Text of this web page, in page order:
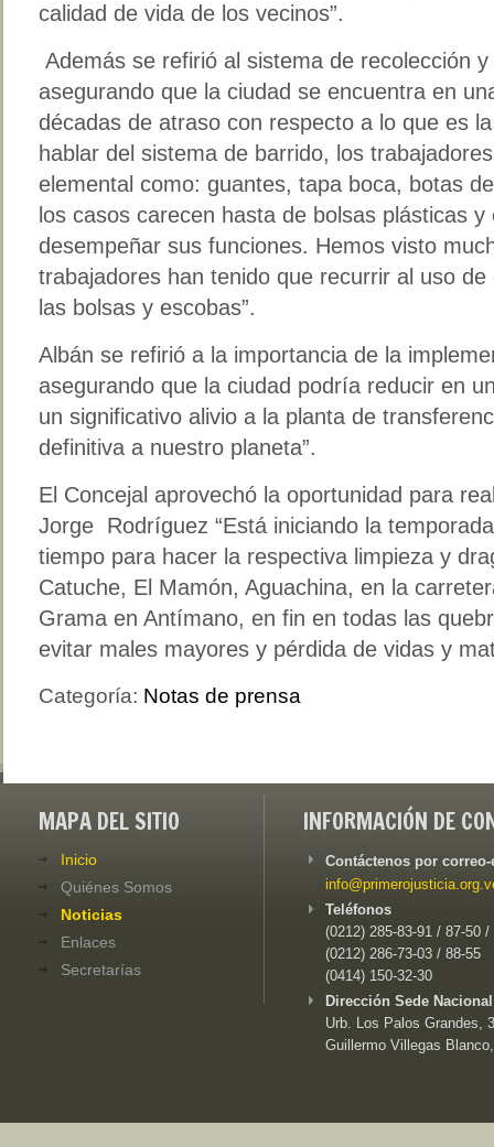
calidad de vida de los vecinos”.
Además se refirió al sistema de recolección
asegurando que la ciudad se encuentra en
décadas de atraso con respecto a lo que es
hablar del sistema de barrido, los
elemental como: guantes, tapa boca, botas
los casos carecen hasta de bolsas plásticas
desempeñar sus funciones. Hemos visto
trabajadores han tenido que recurrir al uso
las bolsas y escobas”.
Albán se refirió a la importancia de la
asegurando que la ciudad podría reducir en
un significativo alivio a la planta de
definitiva a nuestro planeta”.
El Concejal aprovechó la oportunidad para
Jorge Rodríguez “Está iniciando la
tiempo para hacer la respectiva limpieza y
Catuche, El Mamón, Aguachina, en la
Grama en Antímano, en fin en todas las
evitar males mayores y pérdida de vidas y
Categoría: Notas de prensa
MAPA DEL SITIO
Inicio
Quiénes Somos
Noticias
Enlaces
Secretarías
INFORMACIÓN DE
Contáctenos por
Teléfonos
(0212) 285-83-91 / 87-50 /
(0212) 286-73-03 / 88-55
(0414) 150-32-30
Dirección Sede
Urb. Los Palos Grandes,
Guillermo Villegas